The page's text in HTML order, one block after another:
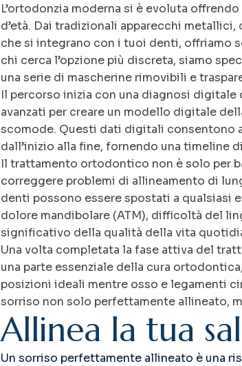
L’ortodonzia moderna si è evoluta
d’età. Dai tradizionali apparecchi
che si integrano con i tuoi denti, offriamo
chi cerca l’opzione più discreta, siamo
una serie di mascherine rimovibili e
Il percorso inizia con una diagnosi
avanzati per creare un modello digitale
scomode. Questi dati digitali
dall’inizio alla fine, fornendo una timeline
Il trattamento ortodontico non è solo per
correggere problemi di allineamento di
denti possono essere spostati a qualsiasi
dolore mandibolare (ATM), difficoltà del
significativo della qualità della vita
Una volta completata la fase attiva del
una parte essenziale della cura
posizioni ideali mentre osso e legamenti
sorriso non solo perfettamente allineato,
Allinea la tua sal
Un sorriso perfettamente allineato è una